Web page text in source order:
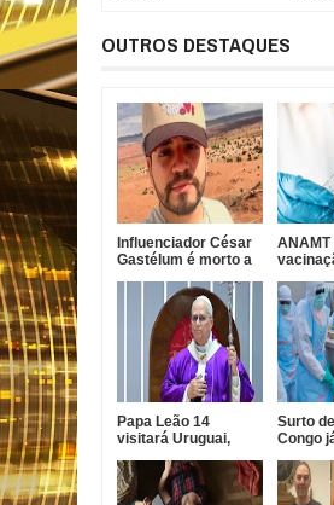
OUTROS DESTAQUES
Influenciador César
Gastélum é morto a
em São
Papa Leão 14
visitará Uruguai,
novembro
Surto
Congo